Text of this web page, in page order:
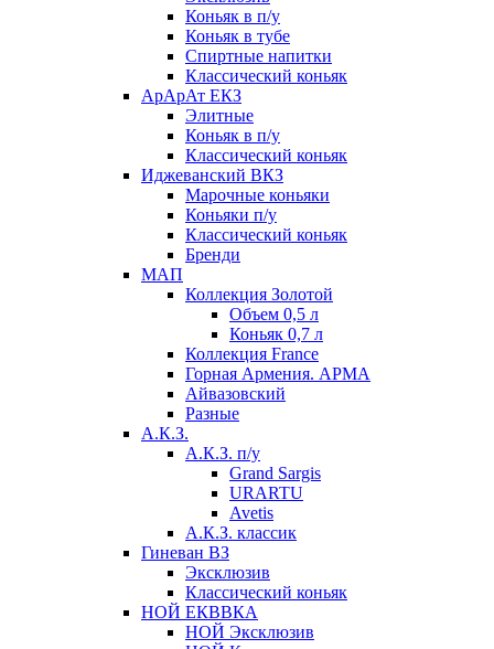
Коньяк в п/у
Коньяк в тубе
Спиртные напитки
Классический коньяк
АрАрАт ЕКЗ
Элитные
Коньяк в п/у
Классический коньяк
Иджеванский ВКЗ
Марочные коньяки
Коньяки п/у
Классический коньяк
Бренди
МАП
Коллекция Золотой
Объем 0,5 л
Коньяк 0,7 л
Коллекция France
Горная Армения. АРМА
Айвазовский
Разные
А.К.З.
А.К.З. п/у
Grand Sargis
URARTU
Avetis
А.К.З. классик
Гиневан ВЗ
Эксклюзив
Классический коньяк
НОЙ ЕКВВКА
НОЙ Эксклюзив